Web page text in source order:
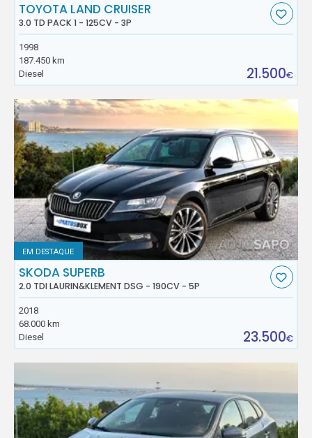
TOYOTA LAND CRUISER
3.0 TD PACK 1 - 125CV - 3P
1998
187.450 km
Diesel
21.500€
EM DESTAQUE
SKODA SUPERB
2.0 TDI LAURIN&KLEMENT DSG - 190CV - 5P
2018
68.000 km
Diesel
23.500€